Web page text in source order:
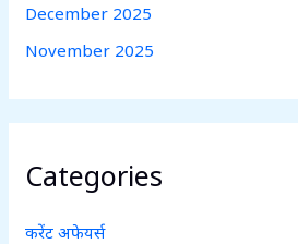
December 2025
November 2025
Categories
करेंट अफेयर्स